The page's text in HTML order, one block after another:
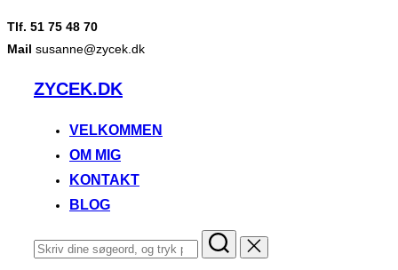
Tlf. 51 75 48 70
Mail susanne@zycek.dk
VidereZYCEK.DK
VELKOMMEN
OM MIG
KONTAKT
BLOG
Søg
efter: